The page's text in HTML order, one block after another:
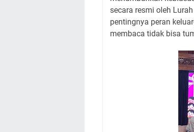
secara resmi oleh
pentingnya peran
membaca tidak bisa